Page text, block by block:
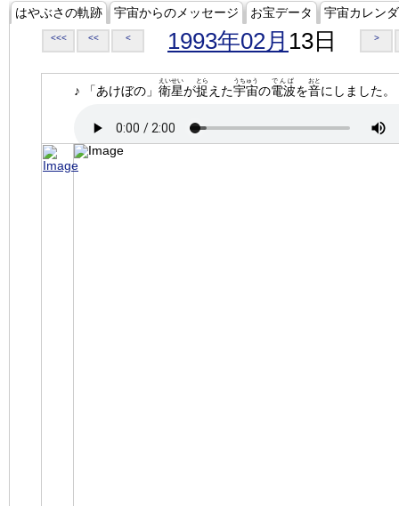
はやぶさの軌跡 宇宙からのメッセージ お宝データ 宇宙カレン
<<< << < 1993年02月 13日 >
♪ 「あけぼの」 衛星
えいせい
が捉
とら
えた宇宙
うちゅう
の電波
でんぱ
を音
おと
にしました。